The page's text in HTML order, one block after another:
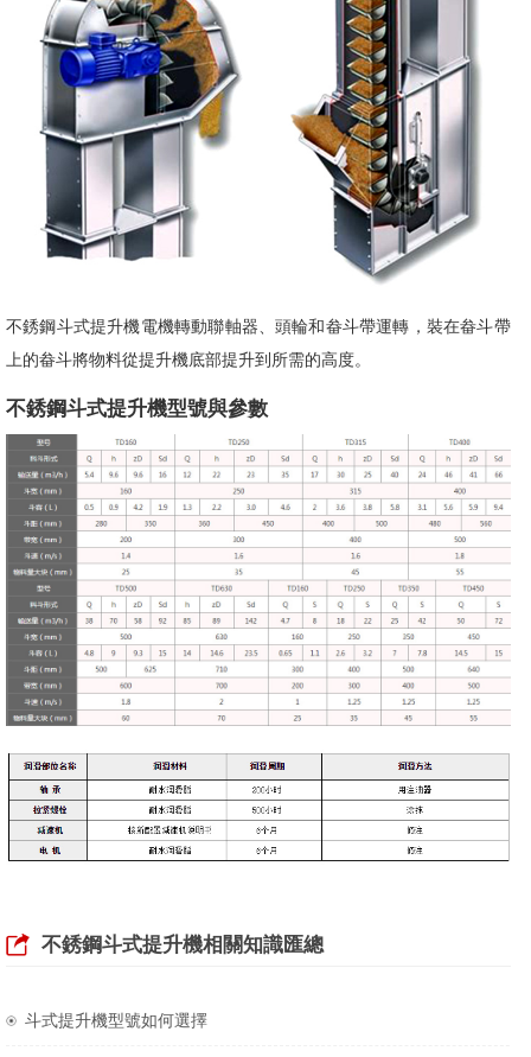
不銹鋼斗式提升機電機轉動聯軸器、頭輪和畚斗帶運轉，裝在畚斗帶
上的畚斗將物料從提升機底部提升到所需的高度。
不銹鋼斗式提升機型號與參數
不銹鋼斗式提升機相關知識匯總
斗式提升機型號如何選擇